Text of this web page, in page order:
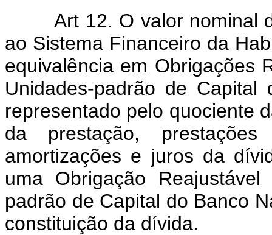
Art 12. O valor nominal
ao Sistema Financeiro da
equivalência em Obrigações
Unidades-padrão de
representado pelo quociente
da prestação,
amortizações e juros da
uma Obrigação
padrão de Capital do Banco
constituição da dívida.